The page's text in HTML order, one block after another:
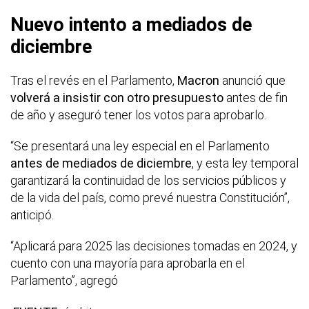
Nuevo intento a mediados de
diciembre
Tras el revés en el Parlamento, Macron anunció que
volverá a insistir con otro presupuesto antes de fin
de año y aseguró tener los votos para aprobarlo.
“Se presentará una ley especial en el Parlamento
antes de mediados de diciembre, y esta ley temporal
garantizará la continuidad de los servicios públicos y
de la vida del país, como prevé nuestra Constitución”,
anticipó.
“Aplicará para 2025 las decisiones tomadas en 2024, y
cuento con una mayoría para aprobarla en el
Parlamento”, agregó